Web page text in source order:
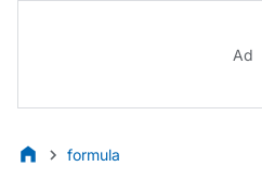
Ad
formula